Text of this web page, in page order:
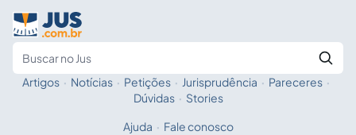
Fale com a IA
Artigos · Notícias · Petições · Jurisprudência · Pareceres ·
Dúvidas · Stories
Ajuda · Fale conosco